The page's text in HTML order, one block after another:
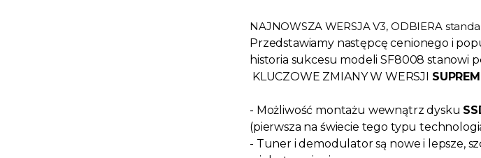
NAJNOWSZA WERSJA V3, ODBIERA
Przedstawiamy następcę cenionego i
historia sukcesu modeli SF8008 stanowi
KLUCZOWE ZMIANY W WERSJI
- Możliwość montażu wewnątrz dysku
(pierwsza na świecie tego typu
- Tuner i demodulator są nowe i lepsze,